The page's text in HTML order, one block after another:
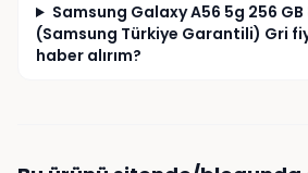
Samsung Galaxy A56 5g 256 GB
(Samsung Türkiye Garantili) Gri
haber alırım?